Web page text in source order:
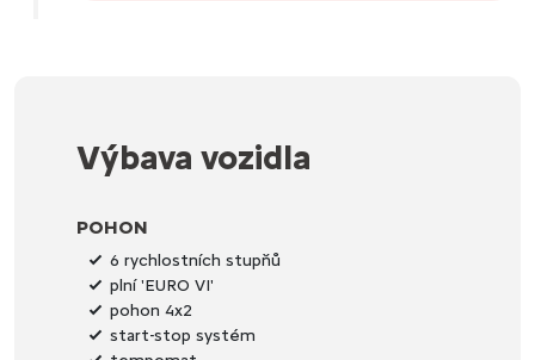
Výbava vozidla
POHON
6 rychlostních stupňů
plní 'EURO VI'
pohon 4x2
start-stop systém